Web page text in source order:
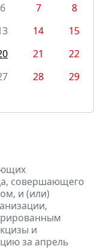
6 7
8
14
15
21
22
28
29
совершающего
и (или)
и
за апрель